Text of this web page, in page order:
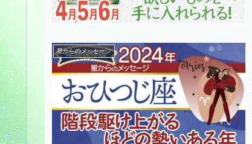
星からのメッセージ